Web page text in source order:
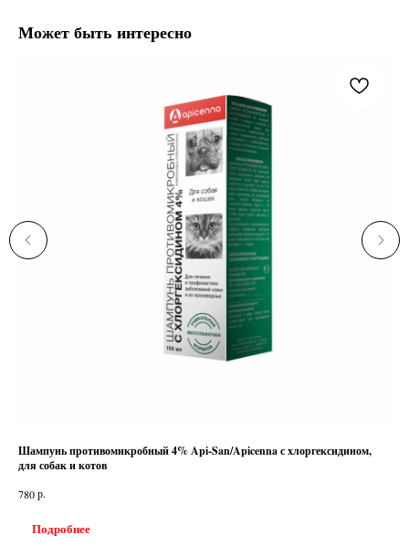
Может быть интересно
Шампунь противомикробный 4% Api-San/Apicenna с хлоргексидином,
для собак и котов
780р.
Подробнее